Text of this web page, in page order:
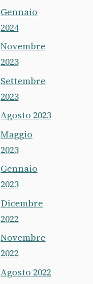
Gennaio
2024
Novembre
2023
Settembre
2023
Agosto 2023
Maggio
2023
Gennaio
2023
Dicembre
2022
Novembre
2022
Agosto 2022